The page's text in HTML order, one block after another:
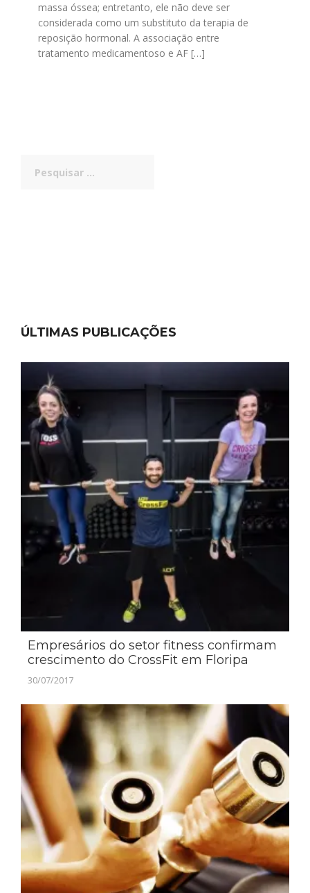
massa óssea; entretanto, ele não deve ser
considerada como um substituto da terapia de
reposição hormonal. A associação entre
tratamento medicamentoso e AF […]
por:
ÚLTIMAS PUBLICAÇÕES
Empresários do setor fitness confirmam
crescimento do CrossFit em Floripa
30/07/2017